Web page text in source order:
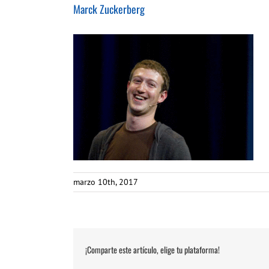
Marck Zuckerberg
marzo 10th, 2017
¡Comparte este artículo, elige tu plataforma!